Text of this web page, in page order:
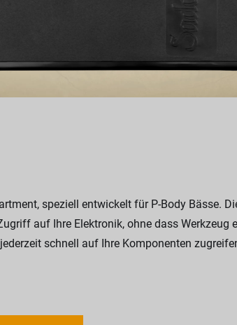
speziell entwickelt für P-Body Bässe.
auf Ihre Elektronik, ohne dass
schnell auf Ihre Komponenten